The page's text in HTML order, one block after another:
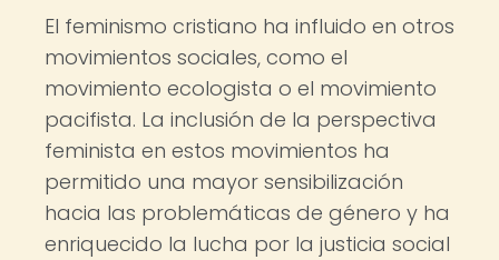
El feminismo cristiano ha influido en otros
movimientos sociales, como el
movimiento ecologista o el movimiento
pacifista. La inclusión de la perspectiva
feminista en estos movimientos ha
permitido una mayor sensibilización
hacia las problemáticas de género y ha
enriquecido la lucha por la justicia social